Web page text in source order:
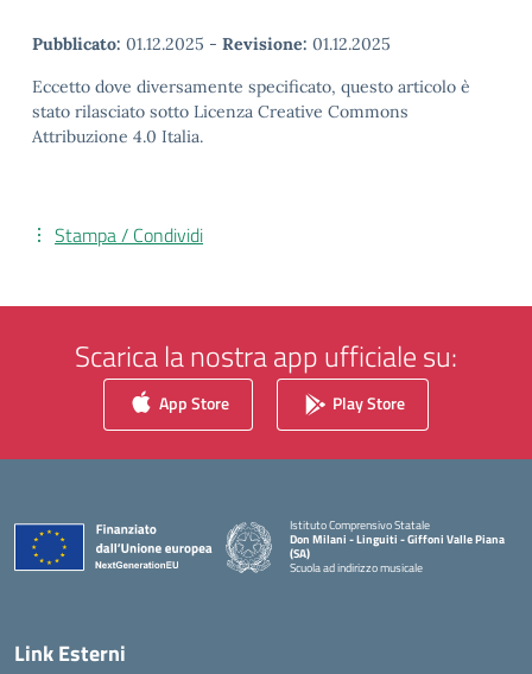
Pubblicato: 01.12.2025 - Revisione: 01.12.2025
Eccetto dove diversamente specificato, questo articolo è
stato rilasciato sotto Licenza Creative Commons
Attribuzione 4.0 Italia.
Stampa / Condividi
Scarica la nostra app ufficiale su:
App Store Play Store
Istituto Comprensivo Statale
Don Milani - Linguiti - Giffoni Valle Piana
(SA)
Scuola ad indirizzo musicale
Link Esterni